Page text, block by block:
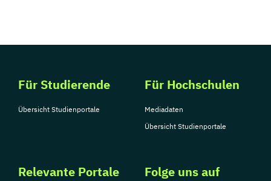
Für Studierende
Übersicht Studienportale
Für Hochschulen
Mediadaten
Übersicht Studienportale
Relevante Portale Folge uns auf